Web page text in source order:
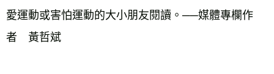
愛運動或害怕運動的大小朋友閱讀。──媒體專欄作
者　黃哲斌